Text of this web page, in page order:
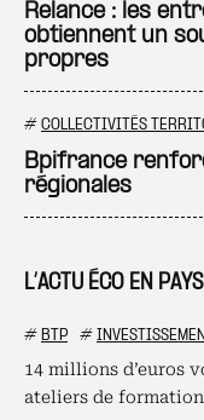
L’ACTU ÉCO EN
# BTP #
14 millions d’euros
ateliers de
Relance : les
obtiennent un
propres
# COLLECTIVITÉS
Bpifrance
régionales